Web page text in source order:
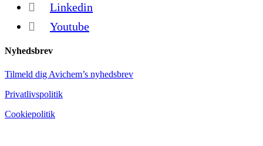
Linkedin
Youtube
Nyhedsbrev
Tilmeld dig Avichem’s nyhedsbrev
Privatlivspolitik
Cookiepolitik